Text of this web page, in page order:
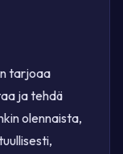
tarjoaa
ja tehdä
olennaista,